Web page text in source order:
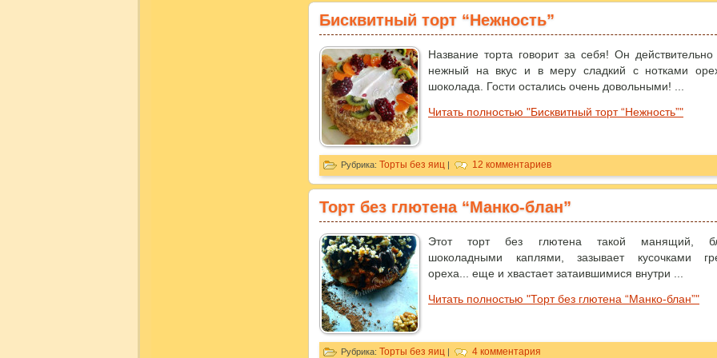
Бисквитный торт “Нежность”
Название торта говорит за себя! Он действительно
нежный на вкус и в меру сладкий с нотками
шоколада. Гости остались очень довольными! ...
Читать полностью "Бисквитный торт “Нежность”"
Рубрика: Торты без яиц | 12 комментариев
Торт без глютена “Манко-блан”
Этот торт без глютена такой манящий,
шоколадными каплями, зазывает кусочками
ореха... еще и хвастает затаившимися внутри ...
Читать полностью "Торт без глютена “Манко-блан”"
Рубрика: Торты без яиц | 4 комментария